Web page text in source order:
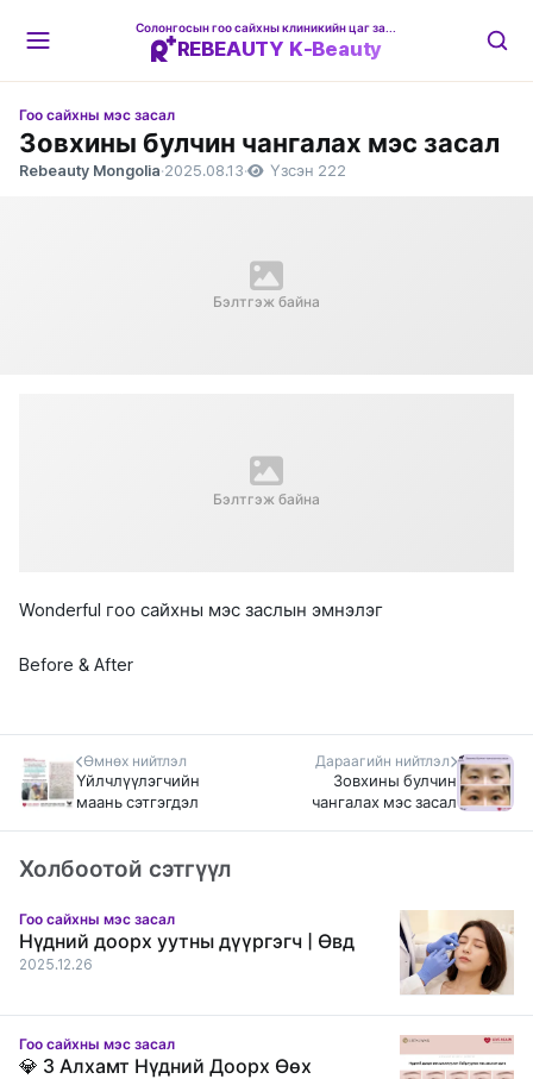
REBEAUTY K-Beauty
Гоо сайхны мэс засал
Зовхины булчин чангалах мэс засал
Rebeauty Mongolia·2025.08.13· Үзсэн 222
Бэлтгэж байна
Бэлтгэж байна
Wonderful гоо сайхны мэс заслын эмнэлэг
Before & After
Өмнөх нийтлэл
Үйлчлүүлэгчийн
маань сэтгэгдэл
Дараагийн нийтлэл
Зовхины булчин
чангалах мэс засал
Холбоотой сэтгүүл
Гоо сайхны мэс засал
Нүдний доорх уутны дүүргэгч | Өвд
2025.12.26
Гоо сайхны мэс засал
💎 3 Алхамт Нүдний Доорх Өөх